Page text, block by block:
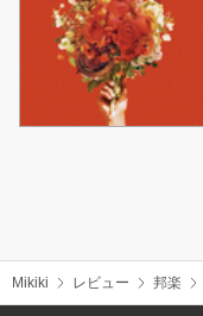
Mikiki レビュー 邦楽